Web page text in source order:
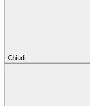
Chiudi